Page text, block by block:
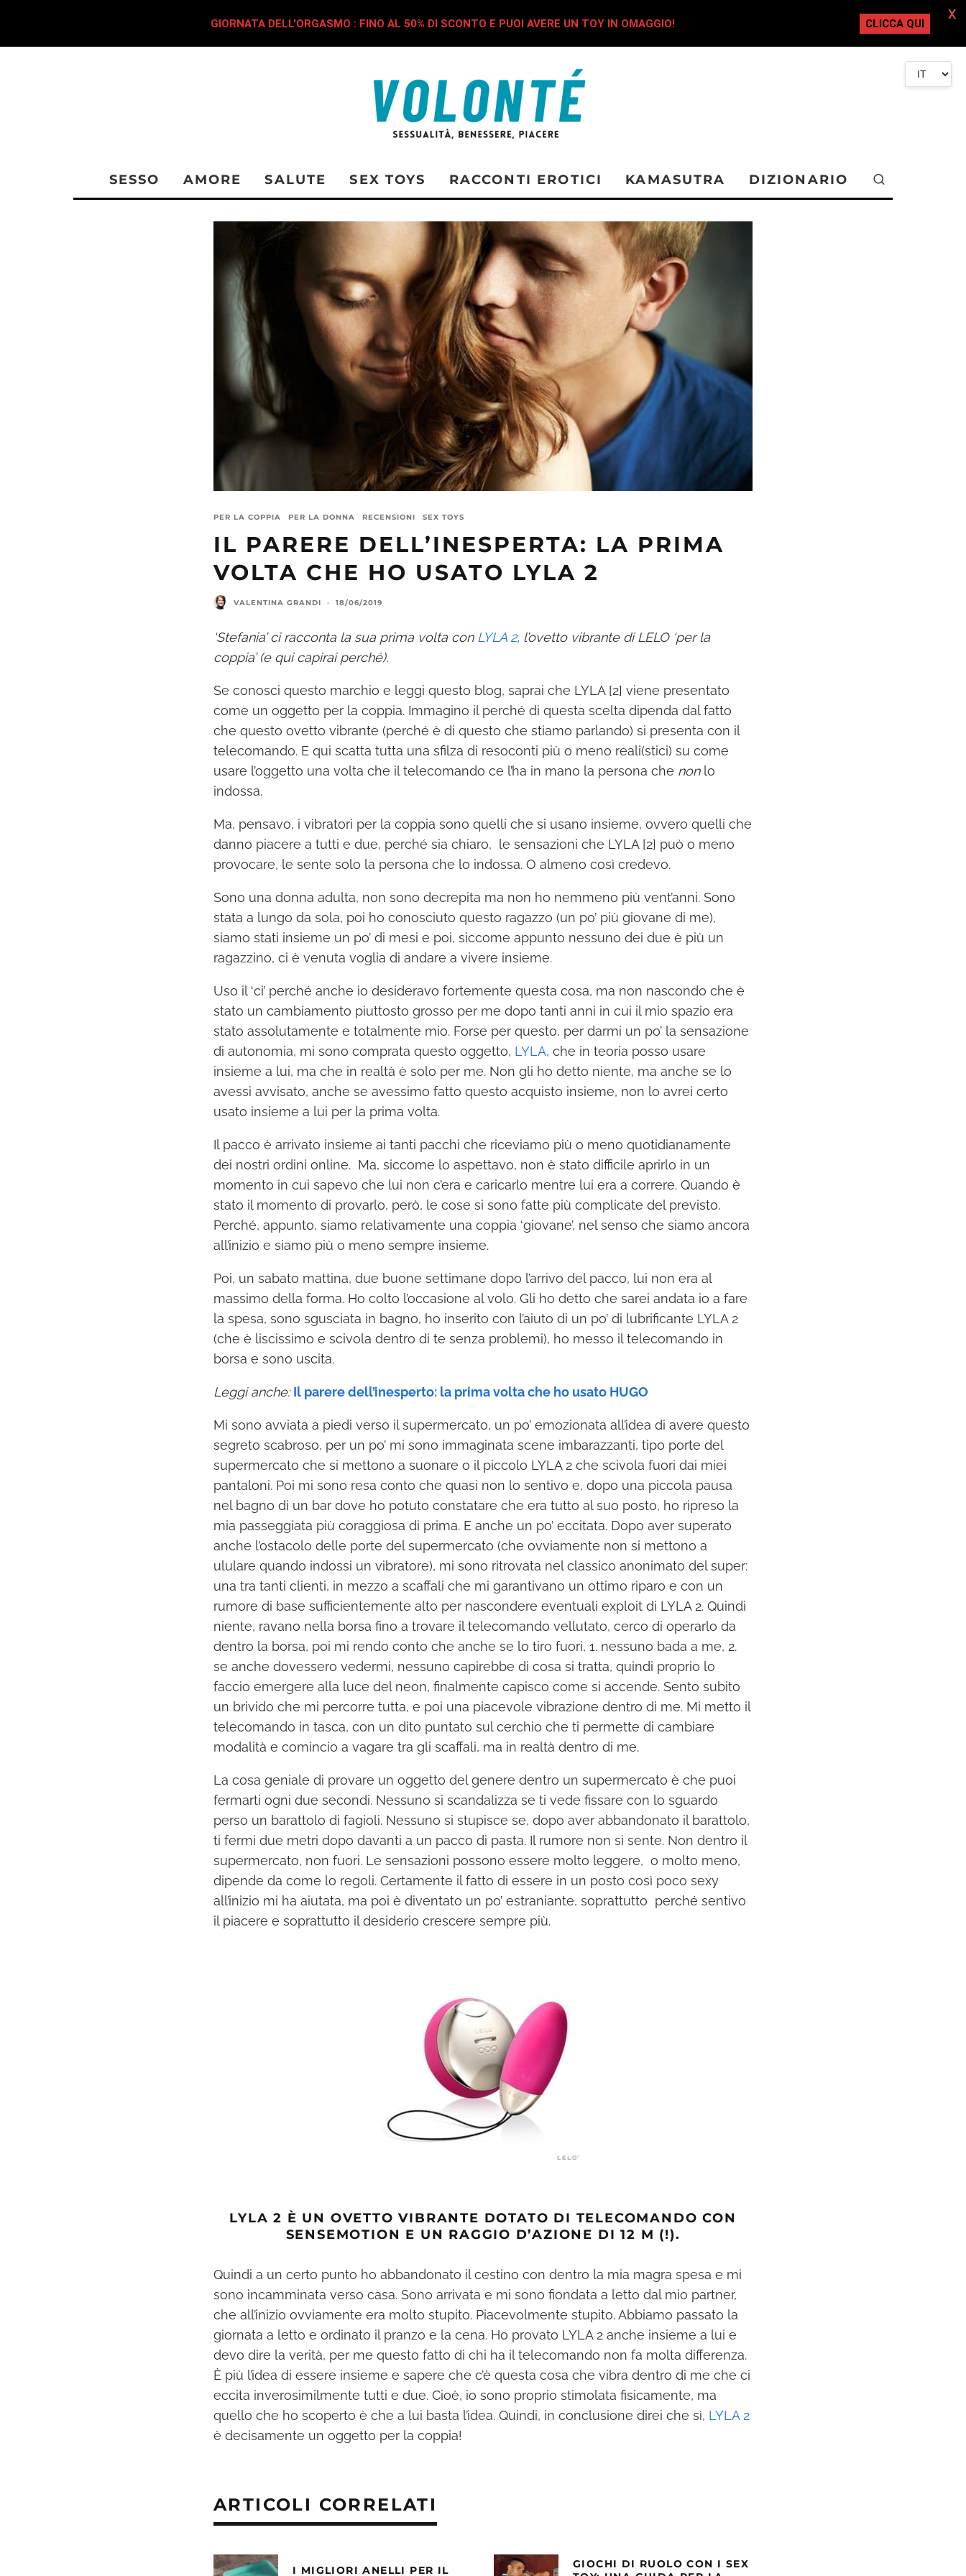
SESSO AMORE SALUTE SEX TOYS RACCONTI EROTICI KAMASUTRA DIZIONARIO
PER LA COPPIA PER LA DONNA RECENSIONI SEX TOYS
IL PARERE DELL’INESPERTA: LA PRIMA
VOLTA CHE HO USATO LYLA 2
VALENTINA GRANDI · 18/06/2019
‘Stefania’ ci racconta la sua prima volta con LYLA 2, l’ovetto vibrante di LELO ‘per la
coppia’ (e qui capirai perché).
Se conosci questo marchio e leggi questo blog, saprai che LYLA [2] viene presentato
come un oggetto per la coppia. Immagino il perché di questa scelta dipenda dal fatto
che questo ovetto vibrante (perché è di questo che stiamo parlando) si presenta con il
telecomando. E qui scatta tutta una sfilza di resoconti più o meno reali(stici) su come
usare l’oggetto una volta che il telecomando ce l’ha in mano la persona che nonlo
indossa.
Ma, pensavo, i vibratori per la coppia sono quelli che si usano insieme, ovvero quelli che
danno piacere a tutti e due, perché sia chiaro, le sensazioni che LYLA [2] può o meno
provocare, le sente solo la persona che lo indossa. O almeno così credevo.
Sono una donna adulta, non sono decrepita ma non ho nemmeno più vent’anni. Sono
stata a lungo da sola, poi ho conosciuto questo ragazzo (un po’ più giovane di me),
siamo stati insieme un po’ di mesi e poi, siccome appunto nessuno dei due è più un
ragazzino, ci è venuta voglia di andare a vivere insieme.
Uso il ‘ci’ perché anche io desideravo fortemente questa cosa, ma non nascondo che è
stato un cambiamento piuttosto grosso per me dopo tanti anni in cui il mio spazio era
stato assolutamente e totalmente mio. Forse per questo, per darmi un po’ la sensazione
di autonomia, mi sono comprata questo oggetto, LYLA, che in teoria posso usare
insieme a lui, ma che in realtà è solo per me. Non gli ho detto niente, ma anche se lo
avessi avvisato, anche se avessimo fatto questo acquisto insieme, non lo avrei certo
usato insieme a lui per la prima volta.
Il pacco è arrivato insieme ai tanti pacchi che riceviamo più o meno quotidianamente
dei nostri ordini online. Ma, siccome lo aspettavo, non è stato difficile aprirlo in un
momento in cui sapevo che lui non c’era e caricarlo mentre lui era a correre. Quando è
stato il momento di provarlo, però, le cose si sono fatte più complicate del previsto.
Perché, appunto, siamo relativamente una coppia ‘giovane’, nel senso che siamo ancora
all’inizio e siamo più o meno sempre insieme.
Poi, un sabato mattina, due buone settimane dopo l’arrivo del pacco, lui non era al
massimo della forma. Ho colto l’occasione al volo. Gli ho detto che sarei andata io a fare
la spesa, sono sgusciata in bagno, ho inserito con l’aiuto di un po’ di lubrificante LYLA 2
(che è liscissimo e scivola dentro di te senza problemi), ho messo il telecomando in
borsa e sono uscita.
Leggi anche: Il parere dell’inesperto: la prima volta che ho usato HUGO
Mi sono avviata a piedi verso il supermercato, un po’ emozionata all’idea di avere questo
segreto scabroso, per un po’ mi sono immaginata scene imbarazzanti, tipo porte del
supermercato che si mettono a suonare o il piccolo LYLA 2 che scivola fuori dai miei
pantaloni. Poi mi sono resa conto che quasi non lo sentivo e, dopo una piccola pausa
nel bagno di un bar dove ho potuto constatare che era tutto al suo posto, ho ripreso la
mia passeggiata più coraggiosa di prima. E anche un po’ eccitata. Dopo aver superato
anche l’ostacolo delle porte del supermercato (che ovviamente non si mettono a
ululare quando indossi un vibratore), mi sono ritrovata nel classico anonimato del super:
una tra tanti clienti, in mezzo a scaffali che mi garantivano un ottimo riparo e con un
rumore di base sufficientemente alto per nascondere eventuali exploit di LYLA 2. Quindi
niente, ravano nella borsa fino a trovare il telecomando vellutato, cerco di operarlo da
dentro la borsa, poi mi rendo conto che anche se lo tiro fuori, 1. nessuno bada a me, 2.
se anche dovessero vedermi, nessuno capirebbe di cosa si tratta, quindi proprio lo
faccio emergere alla luce del neon, finalmente capisco come si accende. Sento subito
un brivido che mi percorre tutta, e poi una piacevole vibrazione dentro di me. Mi metto il
telecomando in tasca, con un dito puntato sul cerchio che ti permette di cambiare
modalità e comincio a vagare tra gli scaffali, ma in realtà dentro di me.
La cosa geniale di provare un oggetto del genere dentro un supermercato è che puoi
fermarti ogni due secondi. Nessuno si scandalizza se ti vede fissare con lo sguardo
perso un barattolo di fagioli. Nessuno si stupisce se, dopo aver abbandonato il barattolo,
ti fermi due metri dopo davanti a un pacco di pasta. Il rumore non si sente. Non dentro il
supermercato, non fuori. Le sensazioni possono essere molto leggere, o molto meno,
dipende da come lo regoli. Certamente il fatto di essere in un posto così poco sexy
all’inizio mi ha aiutata, ma poi è diventato un po’ estraniante, soprattutto perché sentivo
il piacere e soprattutto il desiderio crescere sempre più.
LYLA 2 È UN OVETTO VIBRANTE DOTATO DI TELECOMANDO CON
SENSEMOTION E UN RAGGIO D’AZIONE DI 12 M (!).
Quindi a un certo punto ho abbandonato il cestino con dentro la mia magra spesa e mi
sono incamminata verso casa. Sono arrivata e mi sono fiondata a letto dal mio partner,
che all’inizio ovviamente era molto stupito. Piacevolmente stupito. Abbiamo passato la
giornata a letto e ordinato il pranzo e la cena. Ho provato LYLA 2 anche insieme a lui e
devo dire la verità, per me questo fatto di chi ha il telecomando non fa molta differenza.
È più l’idea di essere insieme e sapere che c’è questa cosa che vibra dentro di me che ci
eccita inverosimilmente tutti e due. Cioè, io sono proprio stimolata fisicamente, ma
quello che ho scoperto è che a lui basta l’idea. Quindi, in conclusione direi che sì, LYLA 2
è decisamente un oggetto per la coppia!
ARTICOLI CORRELATI
I MIGLIORI ANELLI PER IL
GIOCHI DI RUOLO CON I SEX
GIORNATA DELL'ORGASMO : FINO AL 50% DI SCONTO E PUOI AVERE UN TOY IN OMAGGIO! CLICCA QUI
X